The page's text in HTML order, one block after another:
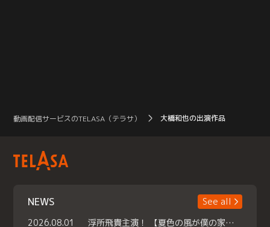
動画配信サービスのTELASA（テラサ） 大橋和也の出演作品
NEWS
See all
2026.08.01
浮所飛貴主演！ 【夏色の風が僕の家にやってきた】 本日よりテラサで独占配信スタート！